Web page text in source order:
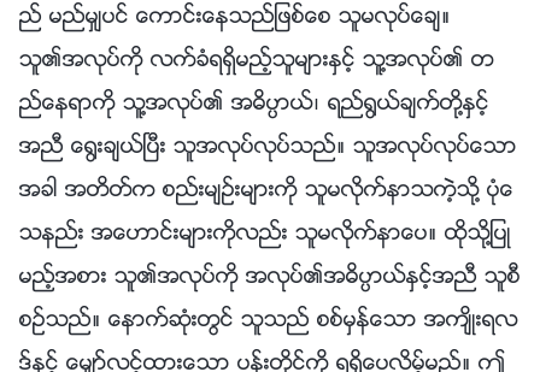
ည္ မည္မွ်ပင္ ေကာင္းေနသည္ျဖစ္ေစ သူမလုပ္ေခ်။
သူ၏အလုပ္ကို လက္ခံရရွိမည့္သူမ်ားႏွင့္ သူ႔အလုပ္၏ တ
ည္ေနရာကို သူ႔အလုပ္၏ အဓိပၸာယ္၊ ရည္႐ြယ္ခ်က္တို႔ႏွင့္
အညီ ေ႐ြးခ်ယ္ၿပီး သူအလုပ္လုပ္သည္။ သူအလုပ္လုပ္ေသာ
အခါ အတိတ္က စည္းမ်ဥ္းမ်ားကို သူမလိုက္နာသကဲ့သို႔ ပုံေ
သနည္း အေဟာင္းမ်ားကိုလည္း သူမလိုက္နာေပ။ ထိုသို႔ျပဳ
မည့္အစား သူ၏အလုပ္ကို အလုပ္၏အဓိပၸာယ္ႏွင့္အညီ သူစီ
စဥ္သည္။ ေနာက္ဆုံးတြင္ သူသည္ စစ္မွန္ေသာ အက်ိဳးရလ
ဒ္ႏွင့္ ေမွ်ာ္လင့္ထားေသာ ပန္းတိုင္ကို ရရွိေပလိမ့္မည္။ ဤ